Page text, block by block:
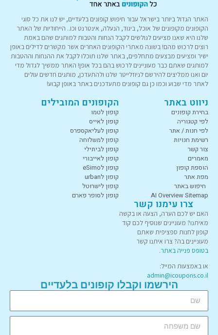
האתר הגדול ביותר בישראל עבור חיפוש קופונים בלעדיים, יש לנו את כל סוגי
הקופונים מקופונים של אוכל, ביגוד, הנעלה, אינטרנט וכו.. הייחודיות של האתר
שלנו היא שאנו מציעים לגולשים לקבל הנחות והטבות למותגים שהם באמת
רוצים לרכוש מהם! בשונה מאתרי הקופונים האחרים אשר מקשרים לדילים באופן
ישיר ומציעים מבצעים מתחלפים, באתר שלנו תוכלו לקבל את ההנחות וההטבות
למותגים שאתם כבר מעוניינים לרכוש בהם בכל אופן! האתר ממשיך לגדול מדי
יום ואנו ממליצים להירשם לניוזלייטר שלנו ולהתעדכן, מותגים חדשים עולים
לאתר מדי שבוע וכמו כן גם קופונים מתעדכנים באתר באופן קבוע!
ניווט באתר
בחירת קופונים
לפי קטגוריה
לפי חנות / אתר
רשימת חנויות
צור קשר
מאמרים
הוספת קופון
מפת אתר
חיפוש באתר
AI Overview Sitemap
הקופונים המובילים
קופון לטמו
קופון לאייס
קופון לעליאקספרס
קופון למשלוחה
קופון לביתילי
קופון לאייבורי
קופון לeSimo
קופון לurban
קופון לישרוטל
קופון לסופר פארם
צרו עימנו קשר
האם יש לכם הערה, הצעה או בקשה
מאיתנו? מעוניינים שנוסיף לכם קוד
קופון לחנות ספציפית שאתם
מעוניינים בה? צרו איתנו קשר
בטופס פנייה באתר.
או באמצעות המייל:
admin@icoupons.co.il
הירשמו וקבלו קופונים בלעדיים